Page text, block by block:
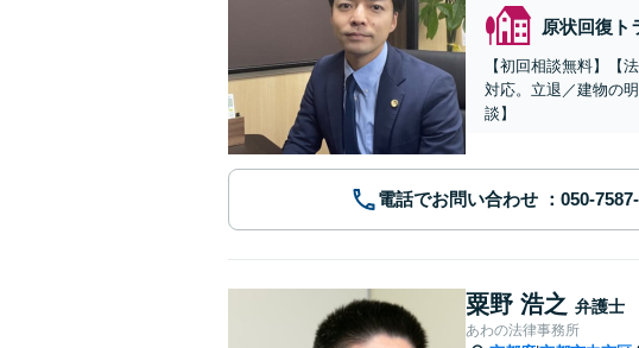
原状回復ト
【初回相談無料】【
対応。立退／建物の
談】
電話でお問い合わせ
粟野 浩之 弁護士
あわの法律事務所